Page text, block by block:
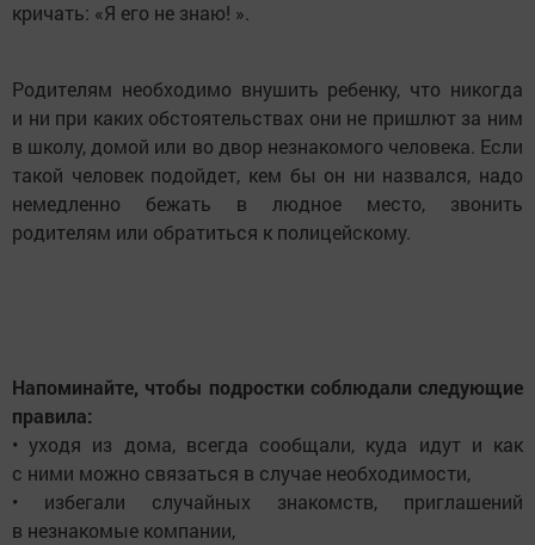
кричать: «Я его не знаю! ».
Родителям необходимо внушить ребенку, что никогда
и ни при каких обстоятельствах они не пришлют за ним
в школу, домой или во двор незнакомого человека. Если
такой человек подойдет, кем бы он ни назвался, надо
немедленно бежать в людное место, звонить
родителям или обратиться к полицейскому.
Напоминайте, чтобы подростки соблюдали следующие
правила:
• уходя из дома, всегда сообщали, куда идут и как
с ними можно связаться в случае необходимости,
• избегали случайных знакомств, приглашений
в незнакомые компании,